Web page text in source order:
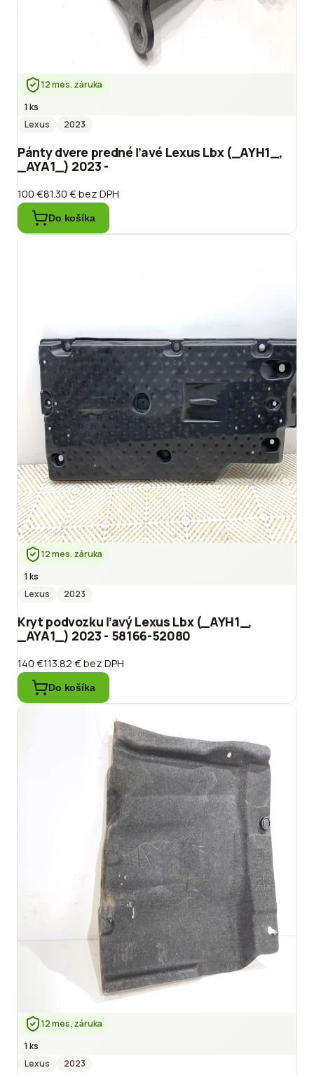
12 mes. záruka
1 ks
Lexus
2023
Pánty dvere predné ľavé Lexus Lbx (_AYH1_,
_AYA1_) 2023 -
100 €81.30 €bez DPH
Do košíka
12 mes. záruka
1 ks
Lexus
2023
Kryt podvozku ľavý Lexus Lbx (_AYH1_,
_AYA1_) 2023 - 58166-52080
140 €113.82 €bez DPH
Do košíka
12 mes. záruka
1 ks
Lexus
2023